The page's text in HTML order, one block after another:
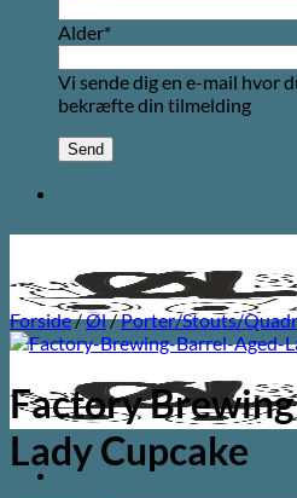
Alder*
Vi sende dig en e-mail hvor
bekræfte din tilmelding
Forside/Øl/Porter/Stouts/
Factory
Lady Cupcake